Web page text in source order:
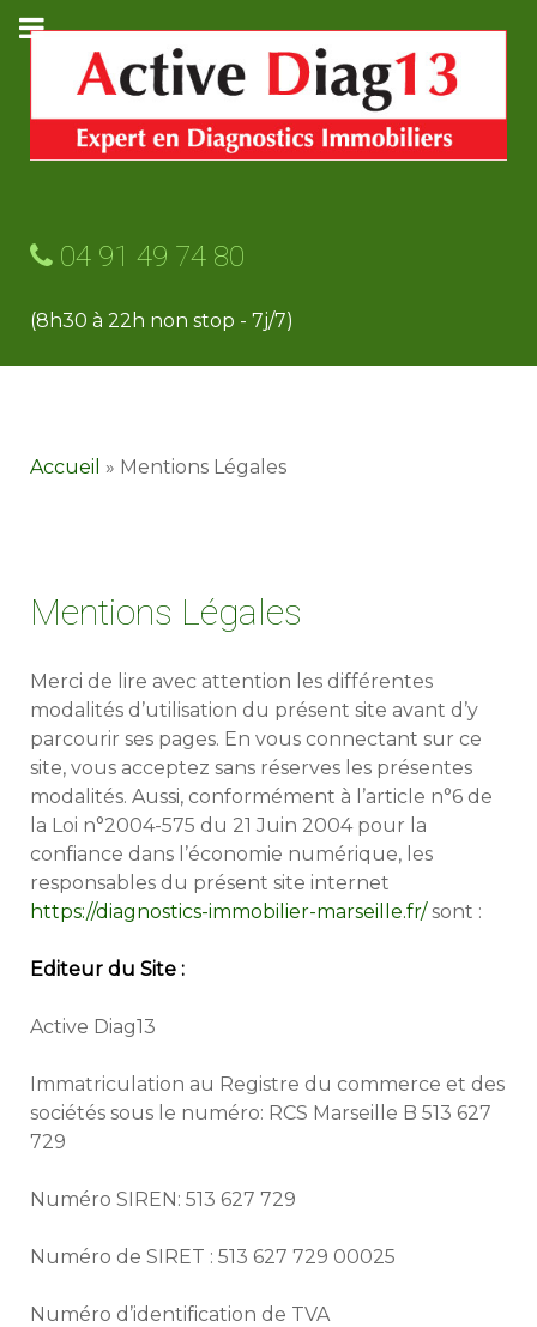
04 91 49 74 80
(8h30 à 22h non stop - 7j/7)
Accueil » Mentions Légales
Mentions Légales
Merci de lire avec attention les différentes
modalités d’utilisation du présent site avant d’y
parcourir ses pages. En vous connectant sur ce
site, vous acceptez sans réserves les présentes
modalités. Aussi, conformément à l’article n°6 de
la Loi n°2004-575 du 21 Juin 2004 pour la
confiance dans l’économie numérique, les
responsables du présent site internet
https://diagnostics-immobilier-marseille.fr/sont :
Editeur du Site :
Active Diag13
Immatriculation au Registre du commerce et des
sociétés sous le numéro: RCS Marseille B 513 627
729
Numéro SIREN: 513 627 729
Numéro de SIRET : 513 627 729 00025
Numéro d’identification de TVA